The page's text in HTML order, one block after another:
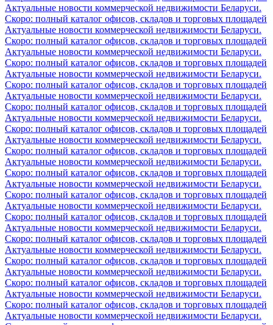
Актуальные новости коммерческой недвижимости Беларуси.
Скоро: полный каталог офисов, складов и торговых площадей
Актуальные новости коммерческой недвижимости Беларуси.
Скоро: полный каталог офисов, складов и торговых площадей
Актуальные новости коммерческой недвижимости Беларуси.
Скоро: полный каталог офисов, складов и торговых площадей
Актуальные новости коммерческой недвижимости Беларуси.
Скоро: полный каталог офисов, складов и торговых площадей
Актуальные новости коммерческой недвижимости Беларуси.
Скоро: полный каталог офисов, складов и торговых площадей
Актуальные новости коммерческой недвижимости Беларуси.
Скоро: полный каталог офисов, складов и торговых площадей
Актуальные новости коммерческой недвижимости Беларуси.
Скоро: полный каталог офисов, складов и торговых площадей
Актуальные новости коммерческой недвижимости Беларуси.
Скоро: полный каталог офисов, складов и торговых площадей
Актуальные новости коммерческой недвижимости Беларуси.
Скоро: полный каталог офисов, складов и торговых площадей
Актуальные новости коммерческой недвижимости Беларуси.
Скоро: полный каталог офисов, складов и торговых площадей
Актуальные новости коммерческой недвижимости Беларуси.
Скоро: полный каталог офисов, складов и торговых площадей
Актуальные новости коммерческой недвижимости Беларуси.
Скоро: полный каталог офисов, складов и торговых площадей
Актуальные новости коммерческой недвижимости Беларуси.
Скоро: полный каталог офисов, складов и торговых площадей
Актуальные новости коммерческой недвижимости Беларуси.
Скоро: полный каталог офисов, складов и торговых площадей
Актуальные новости коммерческой недвижимости Беларуси.